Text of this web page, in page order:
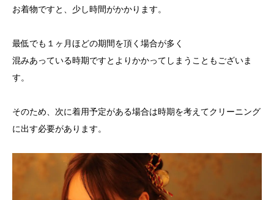
お着物ですと、少し時間がかかります。
最低でも１ヶ月ほどの期間を頂く場合が多く
混みあっている時期ですとよりかかってしまうこともございま
す。
そのため、次に着用予定がある場合は時期を考えてクリーニング
に出す必要があります。